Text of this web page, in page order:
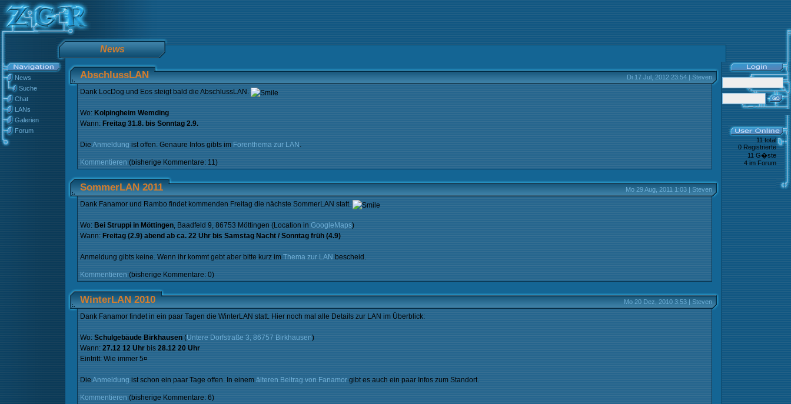
News
News
Suche
Chat
LANs
Galerien
Forum
AbschlussLAN Di 17 Jul, 2012 23:54 | Steven
Dank LocDog und Eos steigt bald die AbschlussLAN.
Wo: Kolpingheim Wemding
Wann: Freitag 31.8. bis Sonntag 2.9.
Die Anmeldung ist offen. Genaure Infos gibts im Forenthema zur LAN .
Kommentieren (bisherige Kommentare: 11)
SommerLAN 2011 Mo 29 Aug, 2011 1:03 | Steven
Dank Fanamor und Rambo findet kommenden Freitag die nächste SommerLAN statt.
Wo: Bei Struppi in Möttingen, Baadfeld 9, 86753 Möttingen (Location in GoogleMaps)
Wann: Freitag (2.9) abend ab ca. 22 Uhr bis Samstag Nacht / Sonntag früh (4.9)
Anmeldung gibts keine. Wenn ihr kommt gebt aber bitte kurz im Thema zur LAN bescheid.
Kommentieren (bisherige Kommentare: 0)
WinterLAN 2010 Mo 20 Dez, 2010 3:53 | Steven
Dank Fanamor findet in ein paar Tagen die WinterLAN statt. Hier noch mal alle Details zur LAN im Überblick:
Wo: Schulgebäude Birkhausen (Untere Dorfstraße 3, 86757 Birkhausen)
Wann: 27.12 12 Uhr bis 28.12 20 Uhr
Eintritt: Wie immer 5¤
Die Anmeldung ist schon ein paar Tage offen. In einem älteren Beitrag von Fanamor gibt es auch ein paar Infos zum Standort.
Kommentieren (bisherige Kommentare: 6)
11 total
0 Registrierte
11 G�ste
4 im Forum